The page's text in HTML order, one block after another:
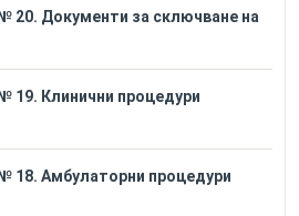
20. Документи за сключване на
19. Клинични процедури
18. Амбулаторни процедури